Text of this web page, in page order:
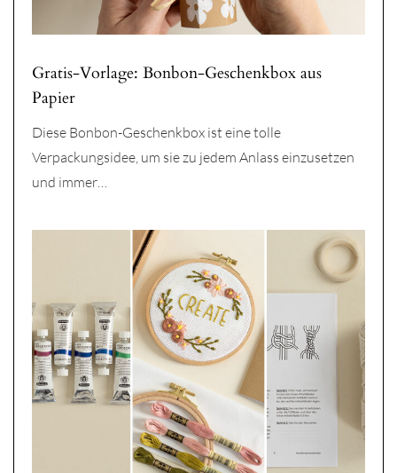
Gratis-Vorlage: Bonbon-Geschenkbox aus
Papier
Diese Bonbon-Geschenkbox ist eine tolle
Verpackungsidee, um sie zu jedem Anlass einzusetzen
und immer…